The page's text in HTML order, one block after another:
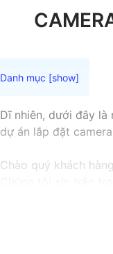
Dĩ nhiên, dưới đây là
dự án lắp đặt
Chào quý khách hàng,
đặt camera
Với kinh nghiệm lâu